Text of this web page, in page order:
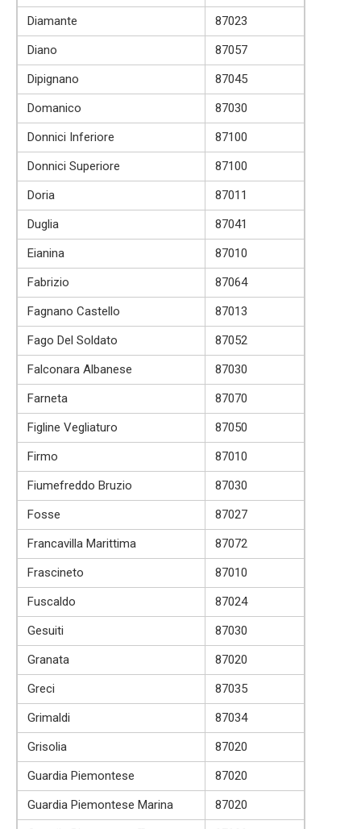
Diamante
87023
Diano
87057
Dipignano
87045
Domanico
87030
Donnici Inferiore
87100
Donnici Superiore
87100
Doria
87011
Duglia
87041
Eianina
87010
Fabrizio
87064
Fagnano Castello
87013
Fago Del Soldato
87052
Falconara Albanese
87030
Farneta
87070
Figline Vegliaturo
87050
Firmo
87010
Fiumefreddo Bruzio
87030
Fosse
87027
Francavilla Marittima
87072
Frascineto
87010
Fuscaldo
87024
Gesuiti
87030
Granata
87020
Greci
87035
Grimaldi
87034
Grisolia
87020
Guardia Piemontese
87020
Guardia Piemontese Marina
87020